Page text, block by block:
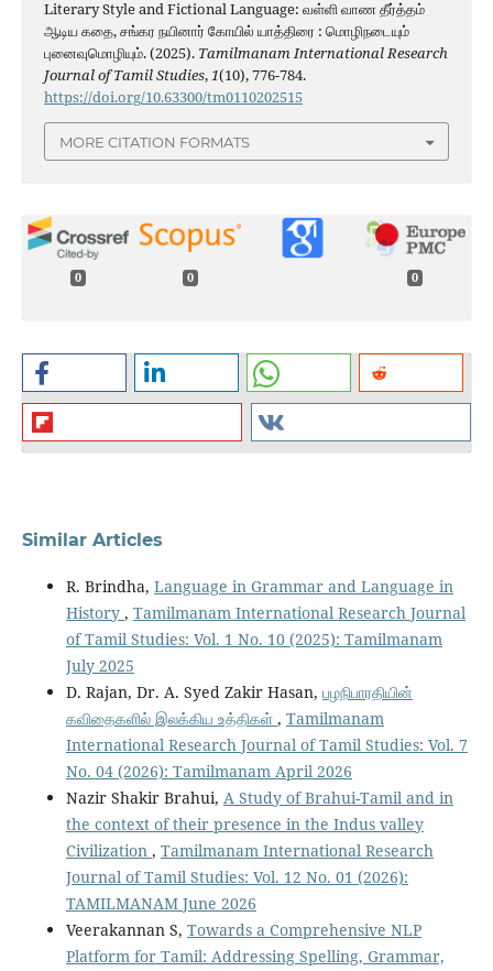
Literary Style and Fictional Language: வள்ளி வாண தீர்த்தம்
ஆடிய கதை, சங்கர நயினார் கோயில் யாத்திரை : மொழிநடையும்
புனைவுமொழியும். (2025). Tamilmanam International Research
Journal of Tamil Studies,1(10), 776-784.
https://doi.org/10.63300/tm0110202515
MORE CITATION FORMATS
0 0 0
Similar Articles
R. Brindha, Language in Grammar and Language in
History , Tamilmanam International Research Journal
of Tamil Studies: Vol. 1 No. 10 (2025): Tamilmanam
July 2025
D. Rajan, Dr. A. Syed Zakir Hasan, பழநிபாரதியின்
கவிதைகளில் இலக்கிய உத்திகள் , Tamilmanam
International Research Journal of Tamil Studies: Vol. 7
No. 04 (2026): Tamilmanam April 2026
Nazir Shakir Brahui, A Study of Brahui-Tamil and in
the context of their presence in the Indus valley
Civilization , Tamilmanam International Research
Journal of Tamil Studies: Vol. 12 No. 01 (2026):
TAMILMANAM June 2026
Veerakannan S, Towards a Comprehensive NLP
Platform for Tamil: Addressing Spelling, Grammar,